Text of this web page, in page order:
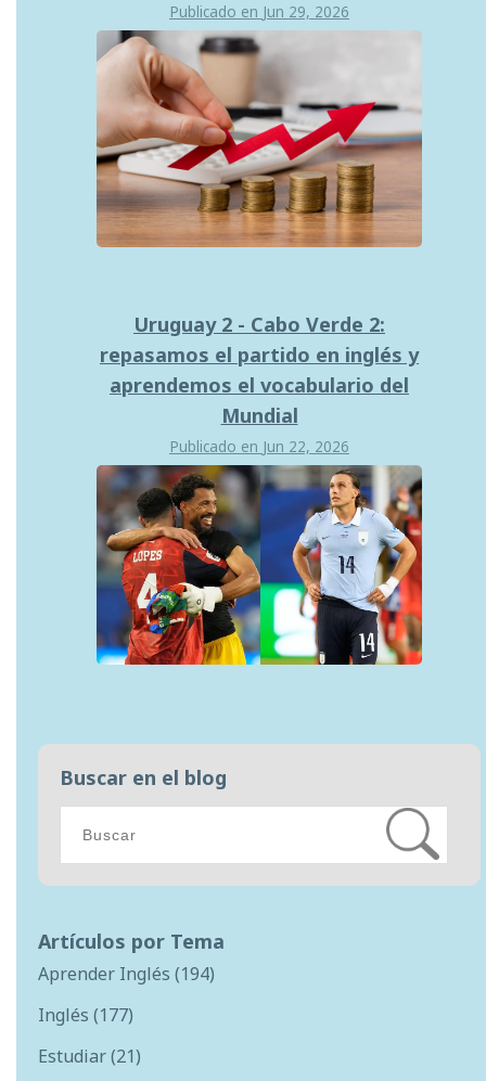
Publicado en Jun 29, 2026
Uruguay 2 - Cabo Verde 2:
repasamos el partido en inglés y
aprendemos el vocabulario del
Mundial
Publicado en Jun 22, 2026
Buscar en el blog
Artículos por Tema
Aprender Inglés (194)
Inglés (177)
Estudiar(21)